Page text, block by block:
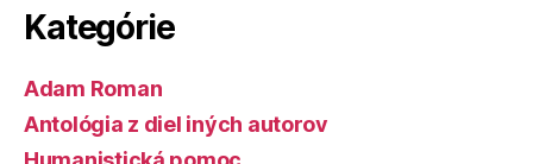
Kategórie
Adam Roman
Antológia z diel iných autorov